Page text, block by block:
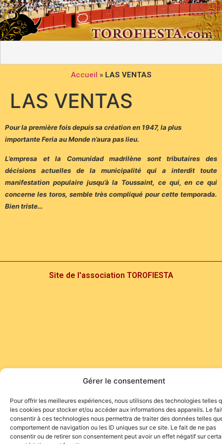
Gérer le consentement
Pour offrir les meilleures expériences, nous utilisons des technologies telles
les cookies pour stocker et/ou accéder aux informations des appareils. Le
consentir à ces technologies nous permettra de traiter des données telles
comportement de navigation ou les ID uniques sur ce site. Le fait de ne pas
consentir ou de retirer son consentement peut avoir un effet négatif sur
Accueil » LAS VENTAS
LAS VENTAS
Pour la première fois depuis sa création en 1947, la plus
importante Feria au Monde n’aura pas lieu.
L’empresa et la Comunidad madrilène sont tributaires des
décisions actuelles de la municipalité qui a interdit toute
manifestation populaire jusqu’à la Toussaint, ce qui, en ce qui
concerne les toros, semble très compliqué pour cette temporada.
Bien triste…
Site de l'association TOROFIESTA